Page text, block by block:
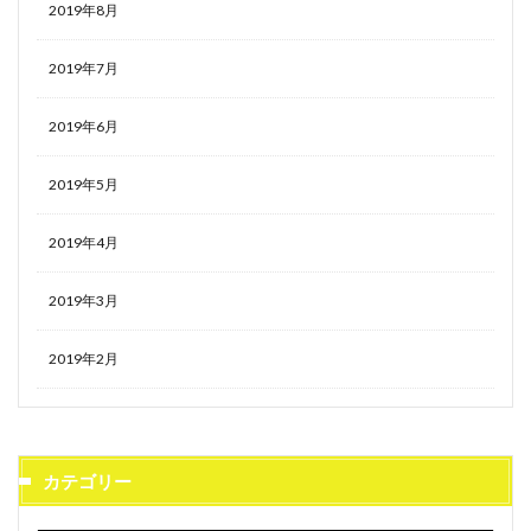
2019年8月
2019年7月
2019年6月
2019年5月
2019年4月
2019年3月
2019年2月
カテゴリー